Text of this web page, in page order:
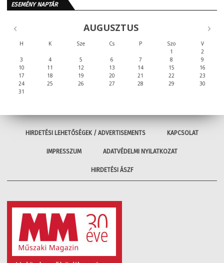
ESEMÉNY NAPTÁR
AUGUSZTUS
H K Sze Cs P Szo
V
1
2
3
4 5 6 7 8
9
10
11 12 13 14 15
16
17
18 19 20 21 22
23
24
25 26 27 28 29
30
31
HIRDETÉSI LEHETŐSÉGEK / ADVERTISEMENTS KAPCSOLAT
IMPRESSZUM ADATVÉDELMI NYILATKOZAT
HIRDETÉSI ÁSZF